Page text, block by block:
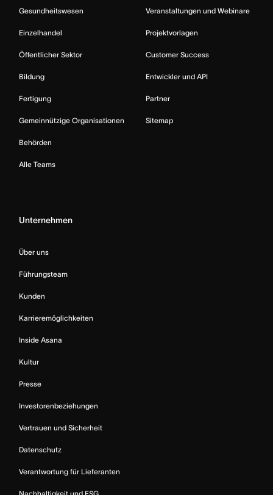
Gesundheitswesen
Einzelhandel
Öffentlicher Sektor
Bildung
Fertigung
Gemeinnützige Organisationen
Behörden
Alle Teams
Veranstaltungen und Webinare
Projektvorlagen
Customer Success
Entwickler und API
Partner
Sitemap
Unternehmen
Über uns
Führungsteam
Kunden
Karrieremöglichkeiten
Inside Asana
Kultur
Presse
Investorenbeziehungen
Vertrauen und Sicherheit
Datenschutz
Verantwortung für Lieferanten
Nachhaltigkeit und ESG